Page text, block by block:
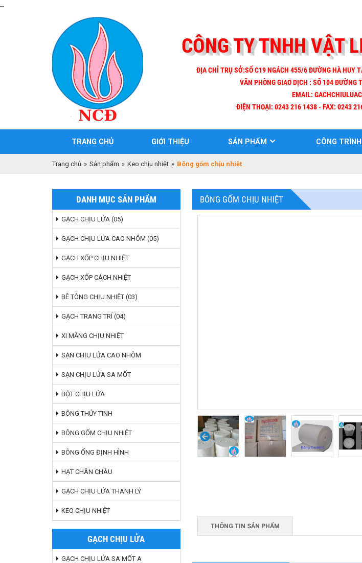
--
CÔNG TY TNHH VẬT
ĐỊA CHỈ TRỤ SỞ:SỐ C19 NGÁCH 455/6 ĐƯỜNG HÀ HUY
VĂN PHÒNG GIAO DỊCH : SỐ 104
EMAIL:
ĐIỆN THOẠI: 0243 216 1438 - FAX: 0243
TRANG CHỦ GIỚI THIỆU SẢN PHẨM CÔNG TRÌNH
Trang chủ » Sản phẩm » Keo chịu nhiệt » Bông gốm chịu nhiệt
DANH MỤC SẢN PHẨM
GẠCH CHỊU LỬA (05)
GẠCH CHỊU LỬA CAO NHÔM (05)
GẠCH XỐP CHỊU NHIỆT
GẠCH XỐP CÁCH NHIỆT
BÊ TÔNG CHỊU NHIỆT (03)
GẠCH TRANG TRÍ (04)
XI MĂNG CHỊU NHIỆT
SẠN CHỊU LỬA CAO NHÔM
SẠN CHỊU LỬA SA MỐT
BỘT CHỊU LỬA
BÔNG THỦY TINH
BÔNG GỐM CHỊU NHIỆT
BÔNG ỐNG ĐỊNH HÌNH
HẠT CHÂN CHÂU
GẠCH CHỊU LỬA THANH LÝ
KEO CHỊU NHIỆT
GẠCH CHỊU LỬA
GẠCH CHỊU LỬA SA MỐT A
BÔNG GỐM CHỊU NHIỆT
THÔNG TIN SẢN PHẨM